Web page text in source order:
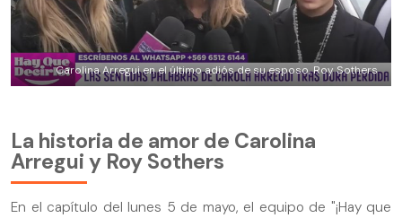
Carolina Arregui en el último adiós de su esposo, Roy Sothers
La historia de amor de Carolina
Arregui y Roy Sothers
En el capítulo del lunes 5 de mayo, el equipo de "¡Hay que